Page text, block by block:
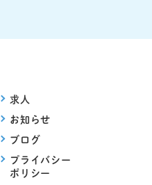
求人
お知らせ
ブログ
プライバシー
ポリシー